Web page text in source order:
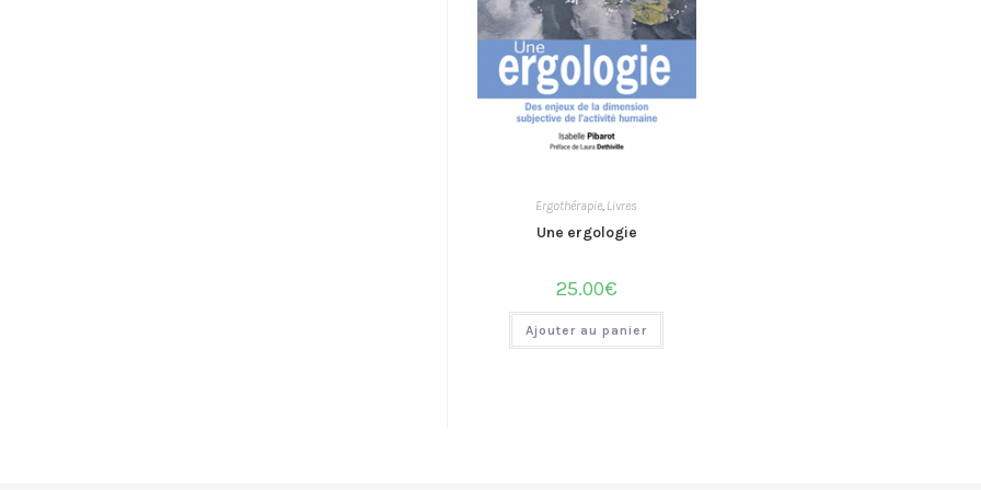
Ergothérapie, Livres
Une ergologie
25.00€
Ajouter au panier